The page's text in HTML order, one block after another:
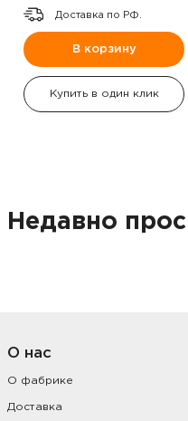
Доставка по РФ.
В корзину
Купить в один клик
Недавно
О нас
О фабрике
Доставка